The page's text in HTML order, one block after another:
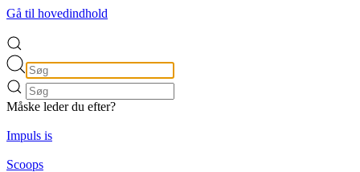
Gå til hovedindhold
Måske leder du efter?
Impuls is
Scoops